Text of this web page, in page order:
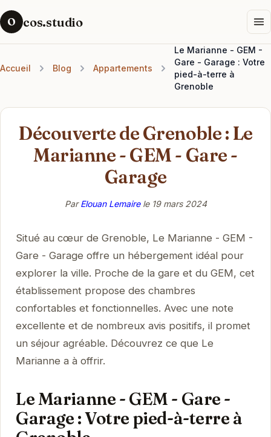
O cos.studio
Accueil Blog Appartements
Le Marianne - GEM -
Gare - Garage : Votre
pied-à-terre à
Grenoble
Découverte de Grenoble : Le
Marianne - GEM - Gare -
Garage
ParElouan Lemairele 19 mars 2024
Situé au cœur de Grenoble, Le Marianne - GEM -
Gare - Garage offre un hébergement idéal pour
explorer la ville. Proche de la gare et du GEM, cet
établissement propose des chambres
confortables et fonctionnelles. Avec une note
excellente et de nombreux avis positifs, il promet
un séjour agréable. Découvrez ce que Le
Marianne a à offrir.
Le Marianne - GEM - Gare -
Garage : Votre pied-à-terre à